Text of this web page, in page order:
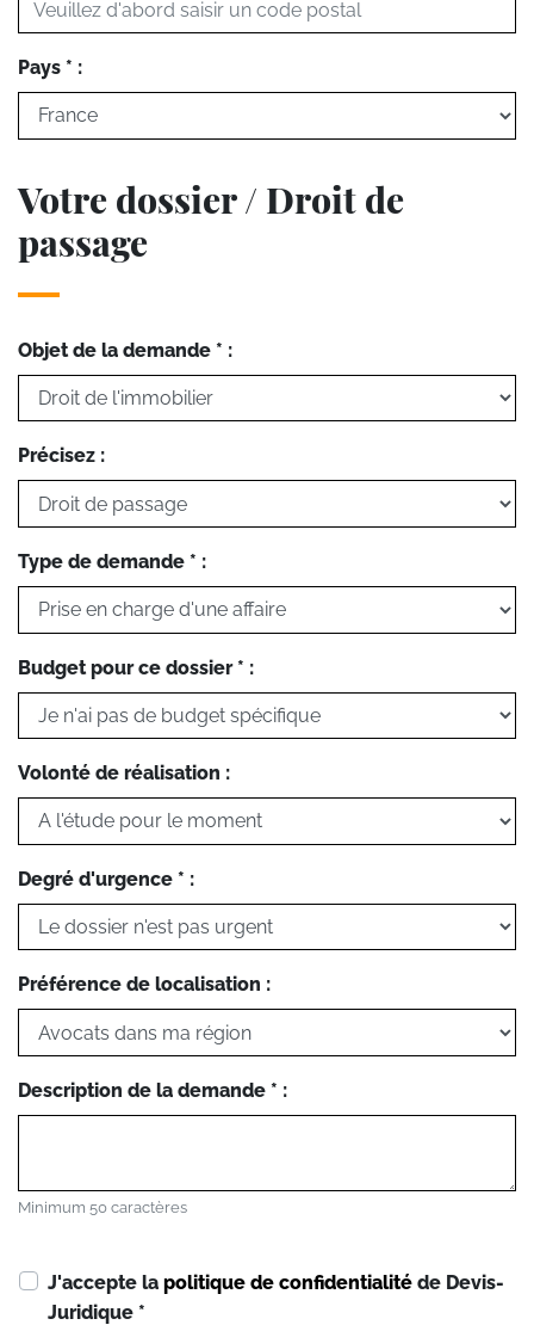
Pays * :
Votre dossier / Droit de
passage
Objet de la demande * :
Précisez :
Type de demande * :
Budget pour ce dossier * :
Volonté de réalisation :
Degré d'urgence * :
Préférence de localisation :
Description de la demande * :
Minimum 50 caractères
J'accepte la politique de confidentialité de Devis-
Juridique *